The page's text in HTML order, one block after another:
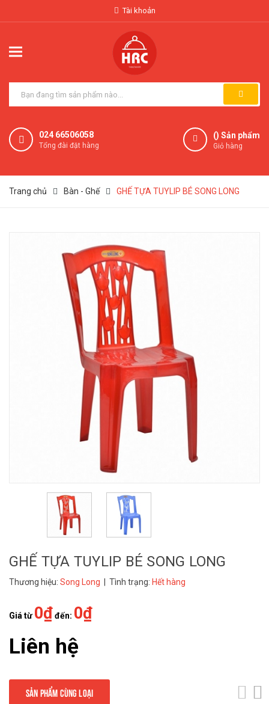
Tài khoản
024 66506058
Tổng đài đặt hàng
() Sản phẩm
Giỏ hàng
Trang chủ Bàn - Ghế GHẾ TỰA TUYLIP BÉ SONG LONG
GHẾ TỰA TUYLIP BÉ SONG LONG
Thương hiệu: Song Long | Tình trạng: Hết hàng
Giá từ 0₫đến: 0₫
Liên hệ
SẢN PHẨM CÙNG LOẠI